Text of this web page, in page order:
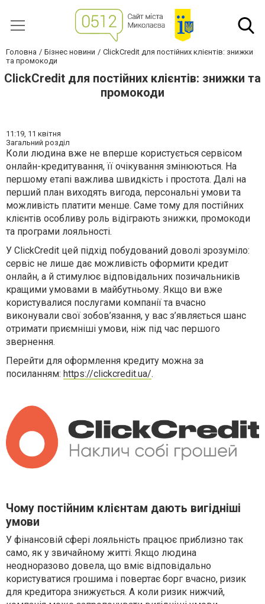
Головна Бізнес новини
ClickCredit для постійних клієнтів: знижки
та промокоди
ClickCredit для постійних клієнтів: знижки та
промокоди
11:19, 11 квітня
Загальний розділ
Коли людина вже не вперше користується сервісом
онлайн-кредитування, її очікування змінюються. На
першому етапі важлива швидкість і простота. Далі на
перший план виходять вигода, персональні умови та
можливість платити менше. Саме тому для постійних
клієнтів особливу роль відіграють знижки, промокоди
та програми лояльності.
У ClickCredit цей підхід побудований доволі зрозуміло:
сервіс не лише дає можливість оформити кредит
онлайн, а й стимулює відповідальних позичальників
кращими умовами в майбутньому. Якщо ви вже
користувалися послугами компанії та вчасно
виконували свої зобов’язання, у вас з’являється шанс
отримати приємніші умови, ніж під час першого
звернення.
Перейти для оформлення кредиту можна за
посиланням: https://clickcredit.ua/.
Чому постійним клієнтам дають вигідніші
умови
У фінансовій сфері лояльність працює приблизно так
само, як у звичайному житті. Якщо людина
неодноразово довела, що вміє відповідально
користуватися грошима і повертає борг вчасно, ризик
для кредитора знижується. А коли ризик нижчий,